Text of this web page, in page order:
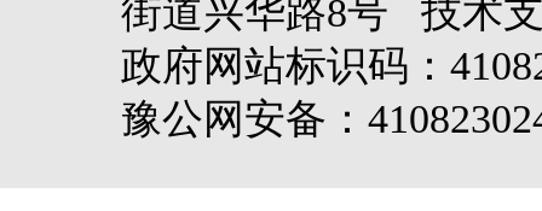
街道兴华路8号 技术
政府网站标识码：
豫公网安备：